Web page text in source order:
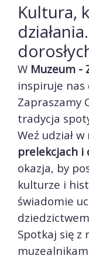
Kultura,
W Muzeum -
inspiruje nas
Zapraszamy
tradycja
Weź udział w
prelekcjach i
okazja, by
kulturze i
świadomie
Spotkaj się z